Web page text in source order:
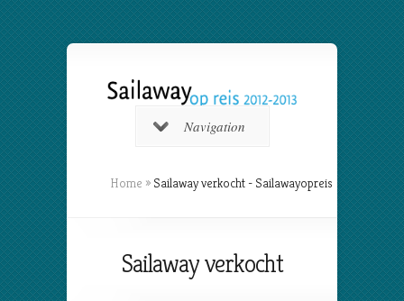
Navigation
Home » Sailaway verkocht - Sailawayopreis
Sailaway verkocht